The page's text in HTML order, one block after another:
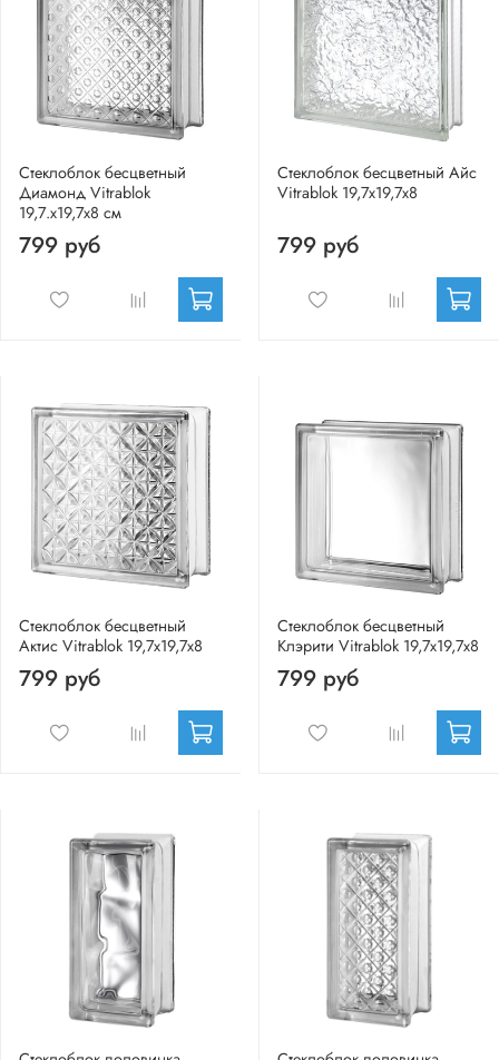
Стеклоблок бесцветный
Диамонд Vitrablok
19,7.x19,7x8 см
799 руб
Стеклоблок бесцветный Айс
Vitrablok 19,7x19,7x8
799 руб
Стеклоблок бесцветный
Актис Vitrablok 19,7x19,7x8
799 руб
Стеклоблок бесцветный
Клэрити Vitrablok 19,7x19,7x8
799 руб